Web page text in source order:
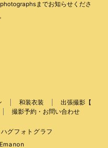
までお知らせくださ
和装衣装
出張撮影【
撮影予約・お問い合わせ
グフォトグラフ
Emanon